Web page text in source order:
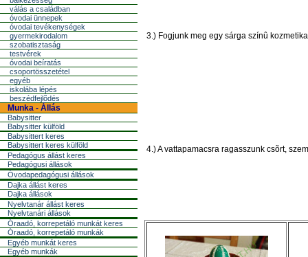
válás a családban
óvodai ünnepek
óvodai tevékenységek
gyermekirodalom
szobatisztaság
testvérek
óvodai beíratás
csoportösszetétel
egyéb
iskolába lépés
beszédfejlõdés
Munka - Állás
Babysitter
Babysitter külföld
Babysittert keres
Babysittert keres külföld
Pedagógus állást keres
Pedagógusi állások
Óvodapedagógusi állások
Dajka állást keres
Dajka állások
Nyelvtanár állást keres
Nyelvtanári állások
Óraadó, korrepetáló munkát keres
Óraadó, korrepetáló munkák
Egyéb munkát keres
Egyéb munkák
3.) Fogjunk meg egy sárga színû
4.) A vattapamacsra ragasszunk csõrt,